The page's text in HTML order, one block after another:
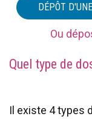
DÉPÔT
Ou
Quel type de
Il existe 4 types